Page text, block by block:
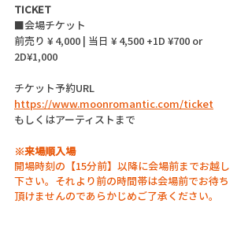
TICKET
■会場チケット
前売り ¥ 4,000 | 当日 ¥ 4,500 +1D ¥700 or
2D¥1,000
チケット予約URL
https://www.moonromantic.com/ticket
もしくはアーティストまで
※来場順入場
開場時刻の【15分前】以降に会場前までお越し
下さい。それより前の時間帯は会場前でお待ち
頂けませんのであらかじめご了承ください。